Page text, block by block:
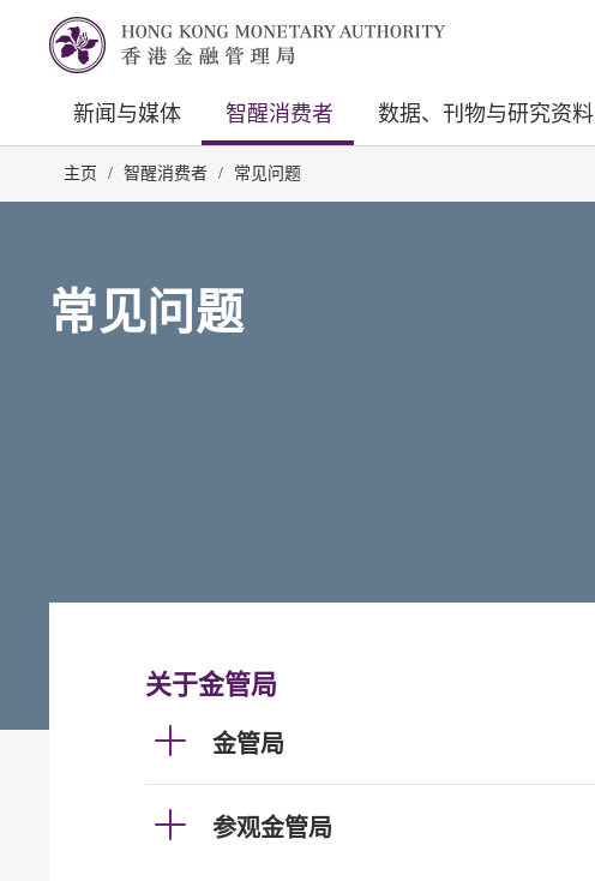
新闻与媒体 智醒消费者 数据、刊物与研究资料
主页 / 智醒消费者 / 常见问题
常见问题
关于金管局
金管局
参观金管局